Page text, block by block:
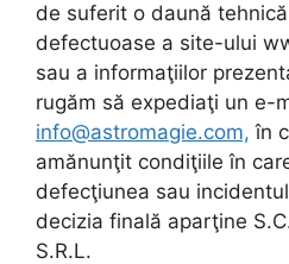
de suferit o daună
defectuoase a site-ului
sau a informaţiilor
rugăm să expediaţi un e-
info@astromagie.com, în
amănunţit condiţiile în
defecţiunea sau
decizia finală aparţine
S.R.L.